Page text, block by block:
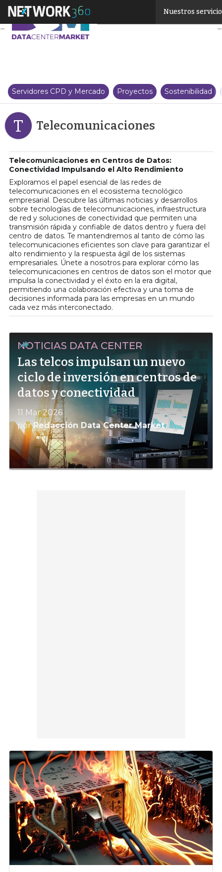
Nuestros
Servidores CPD y Mercado Proyectos Sostenibilidad
T Telecomunicaciones
Telecomunicaciones en Centros de Datos:
Conectividad Impulsando el Alto Rendimiento
Exploramos el papel esencial de las redes de
telecomunicaciones en el ecosistema tecnológico
empresarial. Descubre las últimas noticias y desarrollos
sobre tecnologías de telecomunicaciones, infraestructura
de red y soluciones de conectividad que permiten una
transmisión rápida y confiable de datos dentro y fuera del
centro de datos. Te mantendremos al tanto de cómo las
telecomunicaciones eficientes son clave para garantizar el
alto rendimiento y la respuesta ágil de los sistemas
empresariales. Únete a nosotros para explorar cómo las
telecomunicaciones en centros de datos son el motor que
impulsa la conectividad y el éxito en la era digital,
permitiendo una colaboración efectiva y una toma de
decisiones informada para las empresas en un mundo
cada vez más interconectado.
NOTICIAS DATA CENTER
Las telcos impulsan un nuevo
ciclo de inversión en centros de
datos y conectividad
11 Mar 2026
porRedacción Data Center Market